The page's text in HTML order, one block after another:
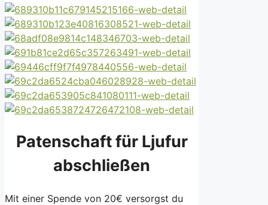
Patenschaft für Ljufur
abschließen
Mit einer Spende von 20€ versorgst du